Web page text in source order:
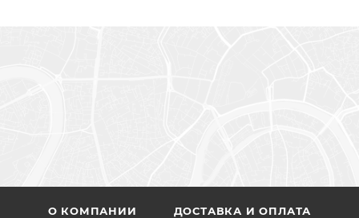
О КОМПАНИИ ДОСТАВКА И ОПЛАТА